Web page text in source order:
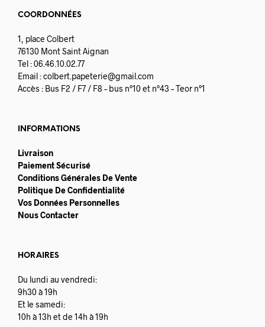
COORDONNÉES
1, place Colbert
76130 Mont Saint Aignan
Tel : 06.46.10.02.77
Email :colbert.papeterie@gmail.com
Accès : Bus F2 / F7 / F8 – bus n°10 et n°43 – Teor n°1
INFORMATIONS
Livraison
Paiement Sécurisé
Conditions Générales De Vente
Politique De Confidentialité
Vos Données Personnelles
Nous Contacter
HORAIRES
Du lundi au vendredi:
9h30 à 19h
Et le samedi:
10h à 13h et de 14h à 19h